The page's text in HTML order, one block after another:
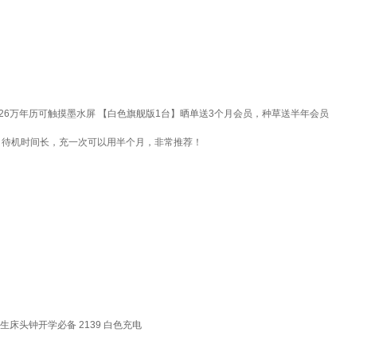
万年历可触摸墨水屏 【白色旗舰版1台】晒单送3个月会员，种草送半年会员
机时间长，充一次可以用半个月，非常推荐！
床头钟开学必备 2139 白色充电